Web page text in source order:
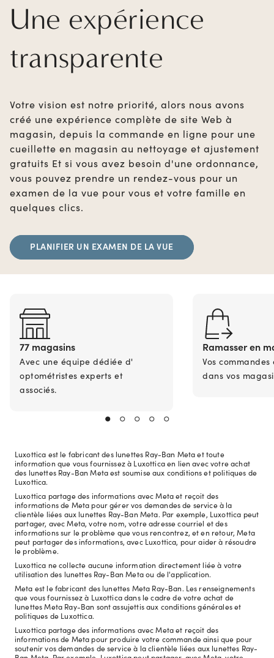
Une expérience
transparente
Votre vision est notre priorité, alors nous avons
créé une expérience complète de site Web à
magasin, depuis la commande en ligne pour une
cueillette en magasin au nettoyage et ajustement
gratuits Et si vous avez besoin d'une ordonnance,
vous pouvez prendre un rendez-vous pour un
examen de la vue pour vous et votre famille en
quelques clics.
PLANIFIER UN EXAMEN DE LA VUE
77 magasins
Avec une équipe dédiée d'
optométristes experts et
associés.
Ramasser en
Vos
dans vos
Luxottica est le fabricant des lunettes Ray-Ban Meta et toute
information que vous fournissez à Luxottica en lien avec votre achat
des lunettes Ray-Ban Meta est soumise aux conditions et politiques de
Luxottica.
Luxottica partage des informations avec Meta et reçoit des
informations de Meta pour gérer vos demandes de service à la
clientèle liées aux lunettes Ray-Ban Meta. Par exemple, Luxottica peut
partager, avec Meta, votre nom, votre adresse courriel et des
informations sur le problème que vous rencontrez, et en retour, Meta
peut partager des informations, avec Luxottica, pour aider à résoudre
le problème.
Luxottica ne collecte aucune information directement liée à votre
utilisation des lunettes Ray-Ban Meta ou de l'application.
Meta est le fabricant des lunettes Meta Ray-Ban. Les renseignements
que vous fournissez à Luxottica dans le cadre de votre achat de
lunettes Meta Ray-Ban sont assujettis aux conditions générales et
politiques de Luxottica.
Luxottica partage des informations avec Meta et reçoit des
informations de Meta pour produire votre commande ainsi que pour
soutenir vos demandes de service à la clientèle liées aux lunettes Ray-